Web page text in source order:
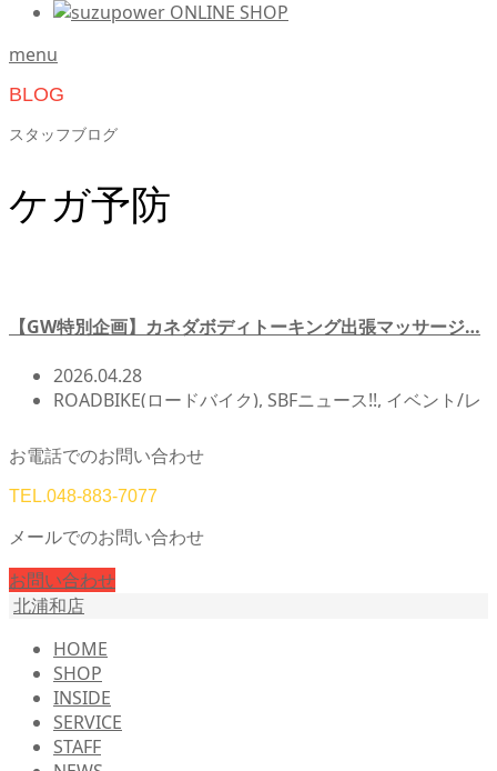
menu
BLOG
スタッフブログ
ケガ予防
【GW特別企画】カネダボディトーキング出張マッサージ…
2026.04.28
ROADBIKE(ロードバイク), SBFニュース!!, イベント/レ
イド,北浦和店NEWS!!
お電話でのお問い合わせ
TEL.048-883-7077
メールでのお問い合わせ
お問い合わせ
北浦和店
HOME
SHOP
INSIDE
SERVICE
STAFF